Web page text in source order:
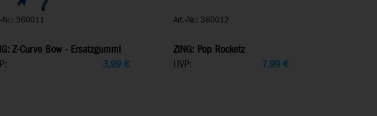
Nr.: 360011
Z-Curve Bow - Ersatzgummi
3,99 €
Art.-Nr.: 360012
ZING: Pop Rocketz
UVP:
7,99€